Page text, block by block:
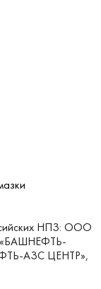
НПЗ: ООО
АЗС ЦЕНТР»,